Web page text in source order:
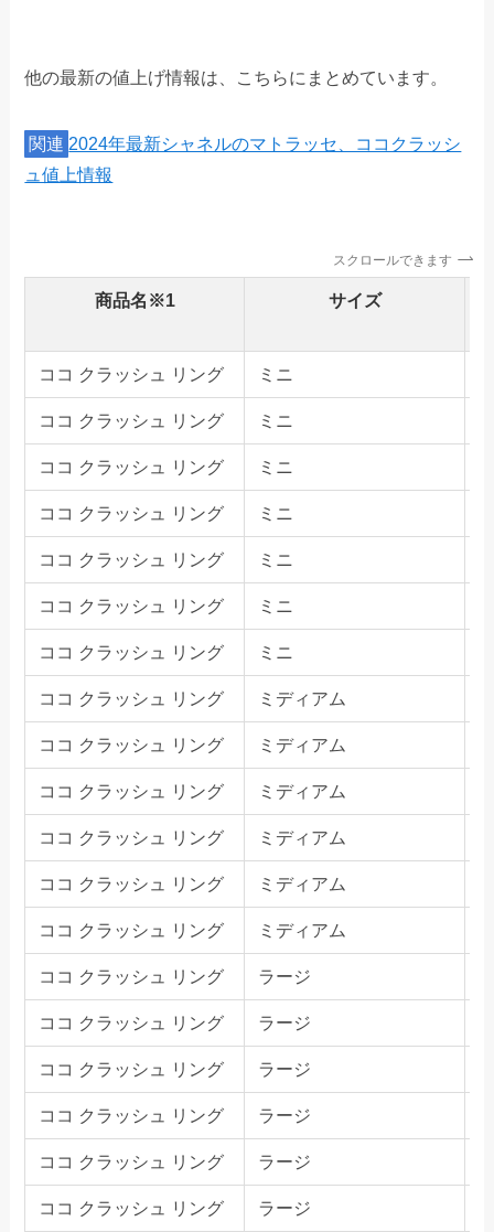
他の最新の値上げ情報は、こちらにまとめています。
関連 2024年最新シャネルのマトラッセ、ココクラッシ
ュ値上情報
スクロールできます
商品名※1 サイズ
ココ クラッシュ リング ミニ
ココ クラッシュ リング ミニ
ココ クラッシュ リング ミニ
ココ クラッシュ リング ミニ
ココ クラッシュ リング ミニ
ココ クラッシュ リング ミニ
ココ クラッシュ リング ミニ
ココ クラッシュ リング ミディアム
ココ クラッシュ リング ミディアム
ココ クラッシュ リング ミディアム
ココ クラッシュ リング ミディアム
ココ クラッシュ リング ミディアム
ココ クラッシュ リング ミディアム
ココ クラッシュ リング ラージ
ココ クラッシュ リング ラージ
ココ クラッシュ リング ラージ
ココ クラッシュ リング ラージ
ココ クラッシュ リング ラージ
ココ クラッシュ リング ラージ